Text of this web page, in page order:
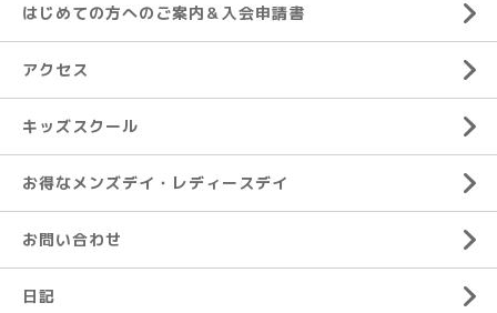
はじめての方へのご案内＆入会申請書
アクセス
キッズスクール
お得なメンズデイ・レディースデイ
お問い合わせ
日記